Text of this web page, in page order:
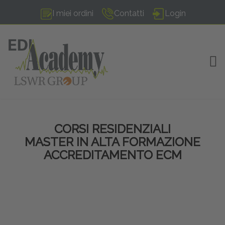
I miei ordini Contatti Login
CORSI RESIDENZIALI
MASTER IN ALTA FORMAZIONE
ACCREDITAMENTO ECM